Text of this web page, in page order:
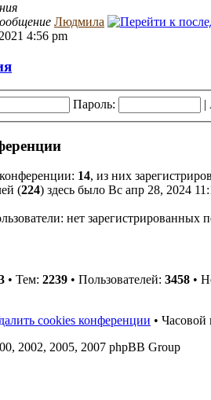
Людмила
4:56 pm
Пароль: |
14, из них
(224) здесь было Вс апр 28, 2024
нет зарегистрированных
• Тем: 2239 • Пользователей: 3458 •
cookies конференции • Часовой
2002, 2005, 2007 phpBB Group